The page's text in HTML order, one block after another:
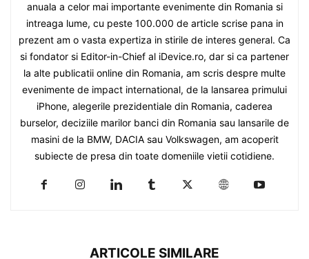
anuala a celor mai importante evenimente din Romania si
intreaga lume, cu peste 100.000 de article scrise pana in
prezent am o vasta expertiza in stirile de interes general. Ca
si fondator si Editor-in-Chief al iDevice.ro, dar si ca partener
la alte publicatii online din Romania, am scris despre multe
evenimente de impact international, de la lansarea primului
iPhone, alegerile prezidentiale din Romania, caderea
burselor, deciziile marilor banci din Romania sau lansarile de
masini de la BMW, DACIA sau Volkswagen, am acoperit
subiecte de presa din toate domeniile vietii cotidiene.
ARTICOLE SIMILARE